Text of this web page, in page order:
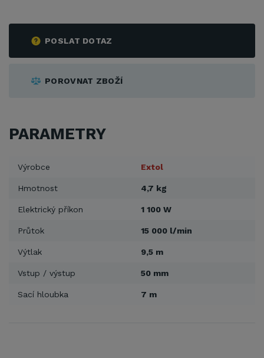
POSLAT DOTAZ
POROVNAT ZBOŽÍ
PARAMETRY
Výrobce Extol
Hmotnost 4,7 kg
Elektrický příkon 1 100 W
Průtok 15 000 l/min
Výtlak 9,5 m
Vstup / výstup 50 mm
Sací hloubka 7 m